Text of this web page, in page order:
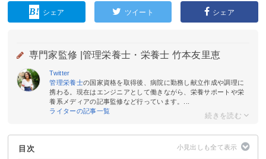
シェア ツイート シェア
専門家監修 | 管理栄養士・栄養士 竹本友里恵
Twitter
管理栄養士の国家資格を取得後、病院に勤務し献立作成や調理に
携わる。現在はエンジニアとして働きながら、栄養サポートや栄
養系メディアの記事監修など行っています。...
ライターの記事一覧
目次